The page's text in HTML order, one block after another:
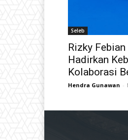
Seleb
Rizky
Hadirkan
Kolaborasi
Hendra Gunawan -